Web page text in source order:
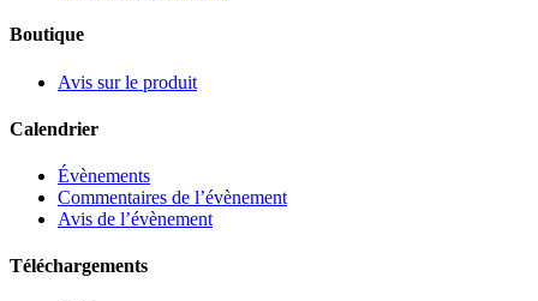
Boutique
Avis sur le produit
Calendrier
Évènements
Commentaires de l’évènement
Avis de l’évènement
Téléchargements